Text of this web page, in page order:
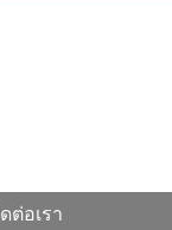
ต่อเรา